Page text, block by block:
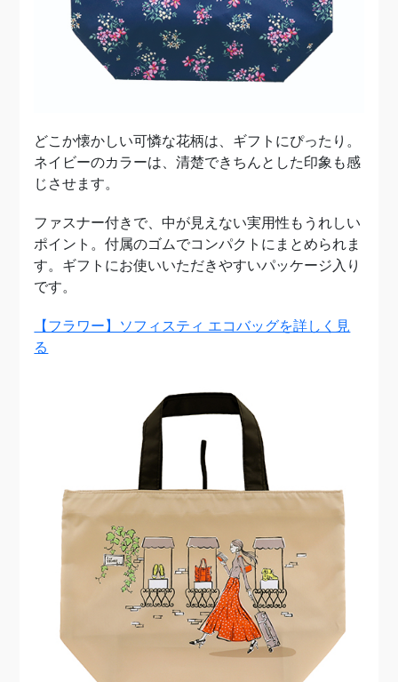
どこか懐かしい可憐な花柄は、ギフトにぴったり。
ネイビーのカラーは、清楚できちんとした印象も感
じさせます。
ファスナー付きで、中が見えない実用性もうれしい
ポイント。付属のゴムでコンパクトにまとめられま
す。ギフトにお使いいただきやすいパッケージ入り
です。
【フラワー】ソフィスティ エコバッグを詳しく見
る